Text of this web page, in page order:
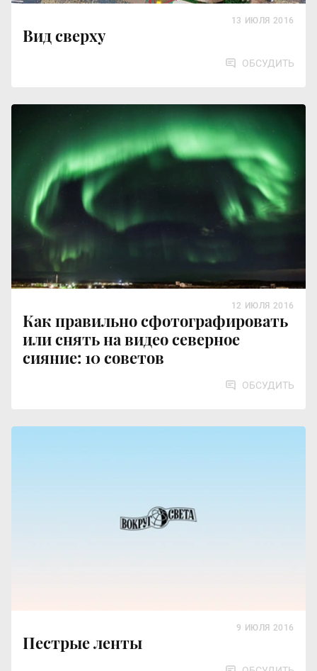
Вид сверху
13 ИЮЛЯ 2016
ОБСУДИТЬ
Как правильно сфотографировать
или снять на видео северное
сияние: 10 советов
12 ИЮЛЯ 2016
ОБСУДИТЬ
Пестрые ленты
9 ИЮЛЯ 2016